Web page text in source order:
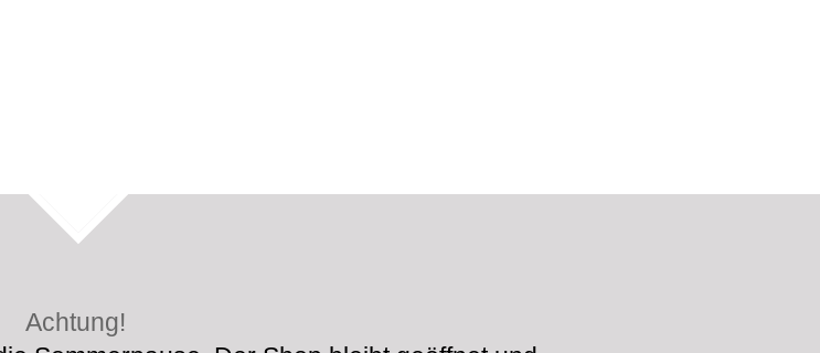
Achtung!